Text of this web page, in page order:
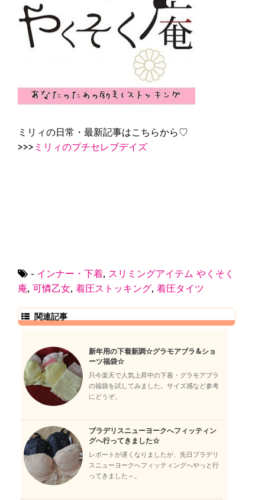
ミリィの日常・最新記事はこちらから♡
>>> ミリィのプチセレブデイズ
- インナー・下着, スリミングアイテム やくそく
庵, 可憐乙女, 着圧ストッキング, 着圧タイツ
関連記事
新年用の下着新調☆グラモアブラ&ショ
ーツ福袋☆
只今楽天で人気上昇中の下着・グラモアブラ
の福袋を試してみました。サイズ感など参考
にどうぞ。
ブラデリスニューヨークへフィッティン
グへ行ってきました☆
レポートが遅くなりましたが、先日ブラデリ
スニューヨークへフィッティングへやっと行
ってきました～。